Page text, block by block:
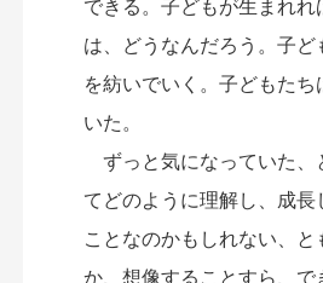
できる。子どもが生まれ
は、どうなんだろう。子
を紡いでいく。子どもた
いた。
ずっと気になっていた、
てどのように理解し、成
ことなのかもしれない、
か、想像することすら、